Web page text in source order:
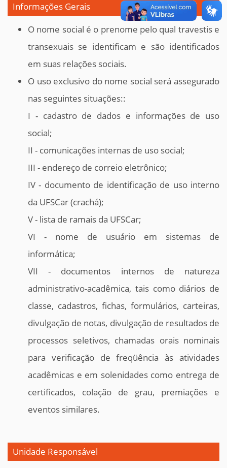
Informações Gerais
O nome social é o prenome pelo qual travestis e
transexuais se identificam e são identificados
em suas relações sociais.
O uso exclusivo do nome social será assegurado
nas seguintes situações::
I - cadastro de dados e informações de uso
social;
II - comunicações internas de uso social;
III - endereço de correio eletrônico;
IV - documento de identificação de uso interno
da UFSCar (crachá);
V - lista de ramais da UFSCar;
VI - nome de usuário em sistemas de
informática;
VII - documentos internos de natureza
administrativo-acadêmica, tais como diários de
classe, cadastros, fichas, formulários, carteiras,
divulgação de notas, divulgação de resultados de
processos seletivos, chamadas orais nominais
para verificação de freqüência às atividades
acadêmicas e em solenidades como entrega de
certificados, colação de grau, premiações e
eventos similares.
Unidade Responsável